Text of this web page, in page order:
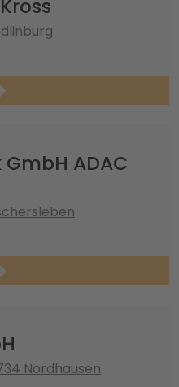
ADAC
Nordhausen